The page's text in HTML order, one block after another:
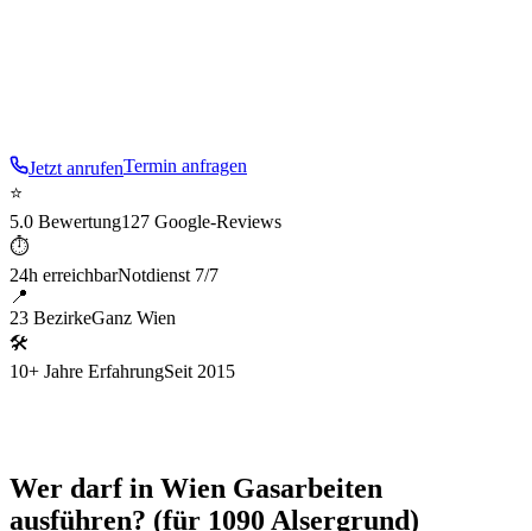
Jetzt anrufenTermin anfragen
⭐
5.0 Bewertung127 Google-Reviews
⏱
24h erreichbarNotdienst 7/7
📍
23 BezirkeGanz Wien
🛠
10+ Jahre ErfahrungSeit 2015
Wer darf in Wien Gasarbeiten
ausführen? (für 1090 Alsergrund)